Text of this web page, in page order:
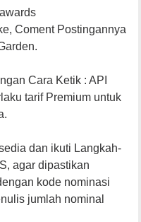
Coment Postingannya
Cara Ketik : API
tarif Premium untuk
dan ikuti Langkah-
agar dipastikan
kode nominasi
jumlah nominal